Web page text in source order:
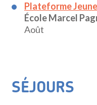
Plateforme
École Marcel
Août
SÉJOURS